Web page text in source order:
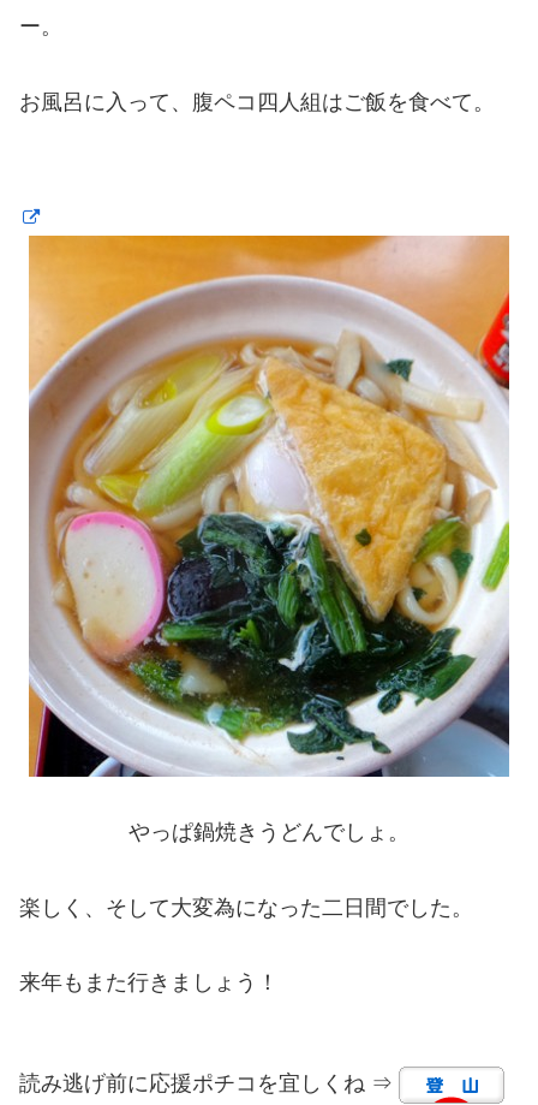
ー。
お風呂に入って、腹ペコ四人組はご飯を食べて。
やっぱ鍋焼きうどんでしょ。
楽しく、そして大変為になった二日間でした。
来年もまた行きましょう！
読み逃げ前に応援ポチコを宜しくね ⇒